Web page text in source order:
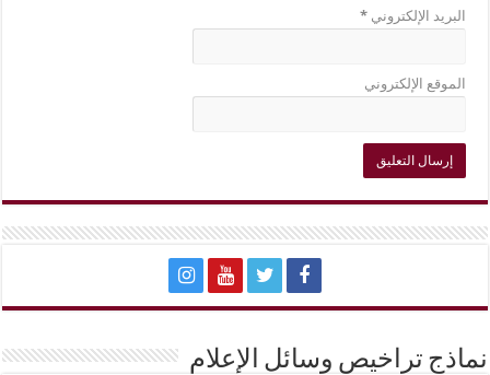
البريد الإلكتروني*
الموقع الإلكتروني
نماذج تراخيص وسائل الإعلام